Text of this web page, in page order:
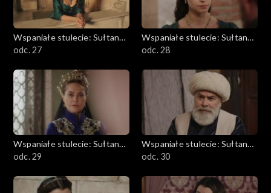
Wspaniałe stulecie: Sułtanka
Kösem
odc. 27
Wspaniałe stulecie: Sułtanka
Kösem
odc. 28
Wspaniałe stulecie: Sułtanka
Kösem
odc. 29
Wspaniałe stulecie: Sułtanka
Kösem
odc. 30